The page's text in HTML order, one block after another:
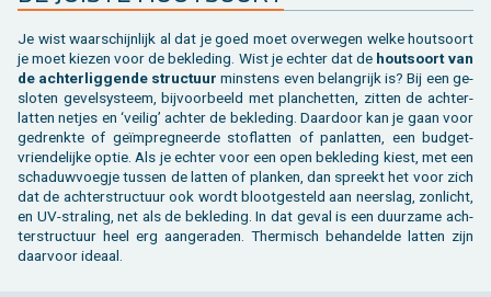
Je wist waar­schijn­lijk al dat je goed moet over­we­gen welke hout­soort
je moet kie­zen voor de be­kle­ding. Wist je ech­ter dat de hout­soort van
de ach­ter­lig­gen­de struc­tuur min­stens even be­lang­rijk is? Bij een ge­
slo­ten ge­vel­sys­teem, bij­voor­beeld met plan­chet­ten, zit­ten de ach­ter­
lat­ten net­jes en ‘vei­lig’ ach­ter de be­kle­ding. Daar­door kan je gaan voor
ge­drenk­te of geïmpreg­neer­de stof­lat­ten of pan­lat­ten, een bud­get­
vrien­de­lij­ke optie. Als je ech­ter voor een open be­kle­ding kiest, met een
scha­duw­voeg­je tus­sen de lat­ten of plan­ken, dan spreekt het voor zich
dat de ach­ter­struc­tuur ook wordt bloot­ge­steld aan neer­slag, zon­licht,
en UV-stra­ling, net als de be­kle­ding. In dat geval is een duur­za­me ach­
ter­struc­tuur heel erg aan­ge­ra­den. Ther­misch be­han­del­de lat­ten zijn
daar­voor ide­aal.